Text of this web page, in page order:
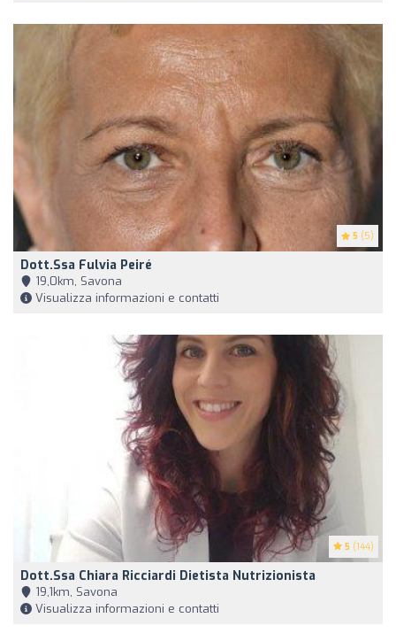
5 (5)
Dott.ssa Fulvia Peiré
19,0km, Savona
Visualizza informazioni e contatti
5 (144)
Dott.ssa Chiara Ricciardi Dietista Nutrizionista
19,1km, Savona
Visualizza informazioni e contatti